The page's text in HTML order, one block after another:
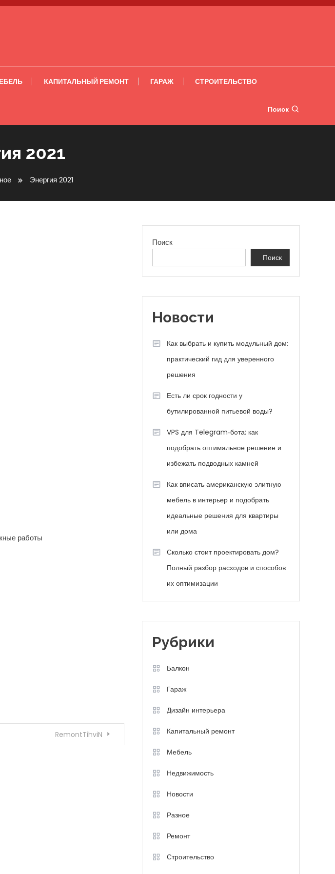
КАПИТАЛЬНЫЙ РЕМОНТ ГАРАЖ СТРОИТЕЛЬСТВО
Поиск
2021
Энергия 2021
работы
RemontTihviN
Поиск
Поиск
Новости
Как выбрать и купить модульный дом:
практический гид для уверенного
решения
Есть ли срок годности у
бутилированной питьевой воды?
VPS для Telegram‑бота: как
подобрать оптимальное решение и
избежать подводных камней
Как вписать американскую элитную
мебель в интерьер и подобрать
идеальные решения для квартиры
или дома
Сколько стоит проектировать дом?
Полный разбор расходов и способов
их оптимизации
Рубрики
Балкон
Гараж
Дизайн интерьера
Капитальный ремонт
Мебель
Недвижимость
Новости
Разное
Ремонт
Строительство